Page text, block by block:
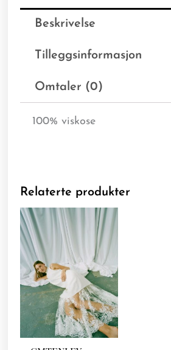
Beskrivelse
Tilleggsinformasjon
Omtaler (0)
100% viskose
Relaterte produkter